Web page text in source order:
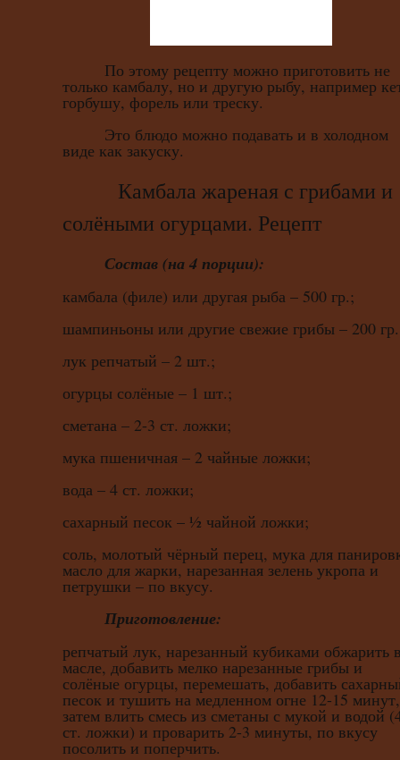
По этому рецепту можно приготовить не
только камбалу, но и другую рыбу, например
горбушу, форель или треску.
Это блюдо можно подавать и в холодном
виде как закуску.
Камбала жареная с грибами и
солёными огурцами. Рецепт
Состав (на 4 порции):
камбала (филе) или другая рыба – 500 гр.;
шампиньоны или другие свежие грибы – 200
лук репчатый – 2 шт.;
огурцы солёные – 1 шт.;
сметана – 2-3 ст. ложки;
мука пшеничная – 2 чайные ложки;
вода – 4 ст. ложки;
сахарный песок – ½ чайной ложки;
соль, молотый чёрный перец, мука для
масло для жарки, нарезанная зелень укропа и
петрушки – по вкусу.
Приготовление:
репчатый лук, нарезанный кубиками обжарить
масле, добавить мелко нарезанные грибы и
солёные огурцы, перемешать, добавить
песок и тушить на медленном огне 12-15 минут,
затем влить смесь из сметаны с мукой и водой
ст. ложки) и проварить 2-3 минуты, по вкусу
посолить и поперчить.